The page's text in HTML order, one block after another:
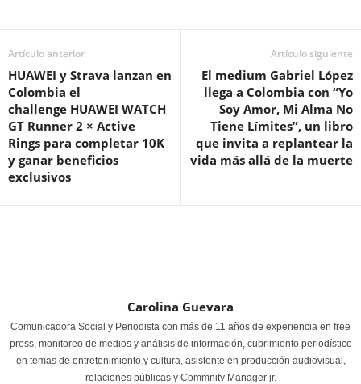
Artículo anterior
HUAWEI y Strava lanzan en
Colombia el
challenge HUAWEI WATCH
GT Runner 2 × Active
Rings para completar 10K
y ganar beneficios
exclusivos
Artículo siguiente
El medium Gabriel López
llega a Colombia con “Yo
Soy Amor, Mi Alma No
Tiene Límites”, un libro
que invita a replantear la
vida más allá de la muerte
Carolina Guevara
Comunicadora Social y Periodista con más de 11 años de experiencia en free
press, monitoreo de medios y análisis de información, cubrimiento periodístico
en temas de entretenimiento y cultura, asistente en producción audiovisual,
relaciones públicas y Commnity Manager jr.